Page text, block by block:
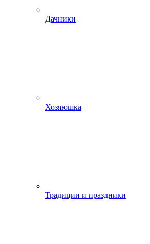
Дачники
Хозяюшка
Традиции и праздники